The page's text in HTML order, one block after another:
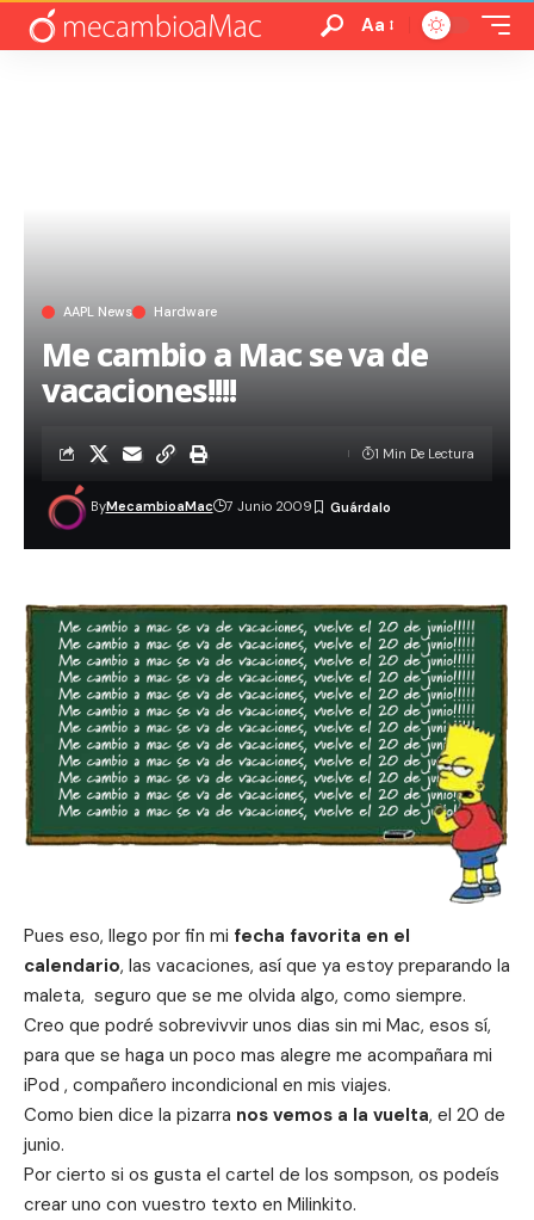
Aa
AAPL News Hardware
Me cambio a Mac se va de
vacaciones!!!!
ByMecambioaMac 7 Junio 2009
1 Min De Lectura
Pues eso, llego por fin mi fecha favorita en el
calendario, las vacaciones, así que ya estoy preparando la
maleta, seguro que se me olvida algo, como siempre.
Creo que podré sobrevivvir unos dias sin mi Mac, esos sí,
para que se haga un poco mas alegre me acompañara mi
iPod , compañero incondicional en mis viajes.
Como bien dice la pizarra nos vemos a la vuelta, el 20 de
junio.
Por cierto si os gusta el cartel de los sompson, os podeís
crear uno con vuestro texto en Milinkito.